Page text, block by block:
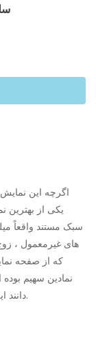
اگرچه این
یکی از بهترین
سبک مستند واقعاً
های غیرمعمول ،
که از صفحه
نمادین سهیم بوده
دانندتقریباً نمایش اسپین آف خود را داشت.